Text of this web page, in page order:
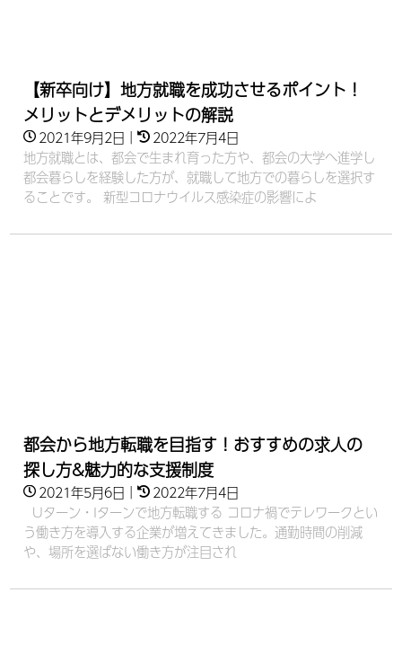
【新卒向け】地方就職を成功させるポイント！
メリットとデメリットの解説
2021年9月2日 ｜
2022年7月4日
地方就職とは、都会で生まれ育った方や、都会の大学へ進学し
都会暮らしを経験した方が、就職して地方での暮らしを選択す
ることです。 新型コロナウイルス感染症の影響によ
都会から地方転職を目指す！おすすめの求人の
探し方&魅力的な支援制度
2021年5月6日 ｜
2022年7月4日
Uターン・Iターンで地方転職する コロナ禍でテレワークとい
う働き方を導入する企業が増えてきました。通勤時間の削減
や、場所を選ばない働き方が注目され